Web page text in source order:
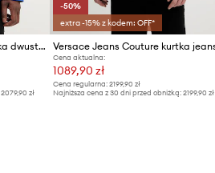
Versace Jeans Couture kurtka dwustronna
2079,90 zł
-50%
extra -15% z kodem: OFF*
Cena aktualna:
1089,90 zł
Cena regularna: 2199,90 zł
Najniższa cena z 30 dni przed obniżką: 2199,90 zł